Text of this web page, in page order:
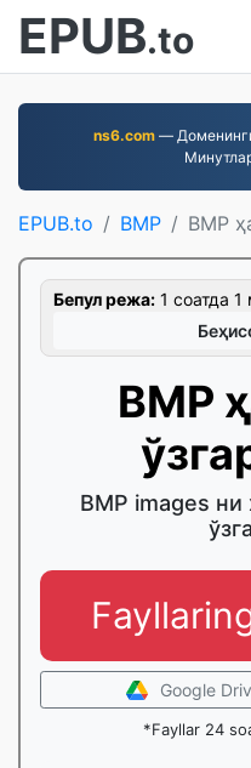
EPUB.to
ns6.com—
EPUB.to BMP BMP
Бепул режа: 1 соатда
BMP
BMP images ни
Google
*Fayllar 24